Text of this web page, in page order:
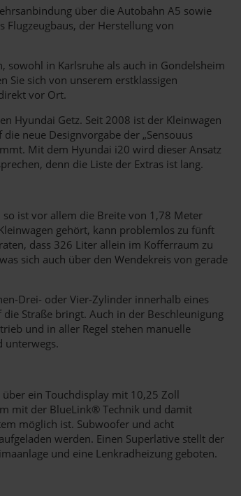
über die Autobahn A5 sowie
der Herstellung von
sowohl in Karlsruhe als auch in Gondelsheim
Sie sich von unserem erstklassigen
vor Ort.
Hyundai Getz. Seit 2008 ist der Kleinwagen
neue Designvorgabe der „Sensouus
Mit dem Hyundai i20 wird dieser Ansatz
denn die Liste der Extras ist lang.
ist vor allem die Breite von 1,78 Meter
gehört, kann problemlos zu fünft
dass 326 Liter allein im Kofferraum zu
sich auch über den Wendekreis von gerade
Drei- oder Vier-Zylinder innerhalb eines
Straße bringt. Auch in der Beschleunigung
und in aller Regel stehen manuelle
unterwegs.
ein Touchdisplay mit 10,25 Zoll
mit der BlueLink® Technik und damit
möglich ist. Subwoofer und acht
werden. Einen Superlative stellt der
und eine Lenkradheizung geboten.